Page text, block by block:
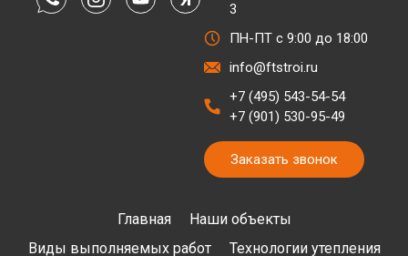
Главная
Наши объекты
Виды выполняемых работ
Технологии утепления
3
ПН-ПТ с 9:00 до 18:00
info@ftstroi.ru
+7 (495) 543-54-54
+7 (901) 530-95-49
Заказать звонок